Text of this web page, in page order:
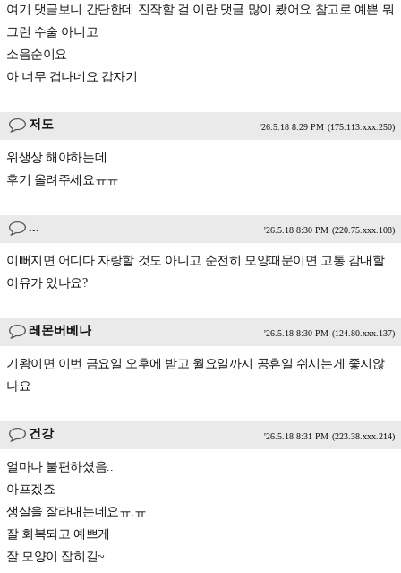
여기 댓글보니 간단한데 진작할 걸 이란 댓글 많이 봤어요 참고로 예쁜 뭐
그런 수술 아니고
소음순이요
아 너무 겁나네요 갑자기
저도 '26.5.18 8:29 PM (175.113.xxx.250)
위생상 해야하는데
후기 올려주세요ㅠㅠ
... '26.5.18 8:30 PM (220.75.xxx.108)
이뻐지면 어디다 자랑할 것도 아니고 순전히 모양때문이면 고통 감내할
이유가 있나요?
레몬버베나 '26.5.18 8:30 PM (124.80.xxx.137)
기왕이면 이번 금요일 오후에 받고 월요일까지 공휴일 쉬시는게 좋지않
나요
건강 '26.5.18 8:31 PM (223.38.xxx.214)
얼마나 불편하셨음..
아프겠죠
생살을 잘라내는데요ㅠ.ㅠ
잘 회복되고 예쁘게
잘 모양이 잡히길~